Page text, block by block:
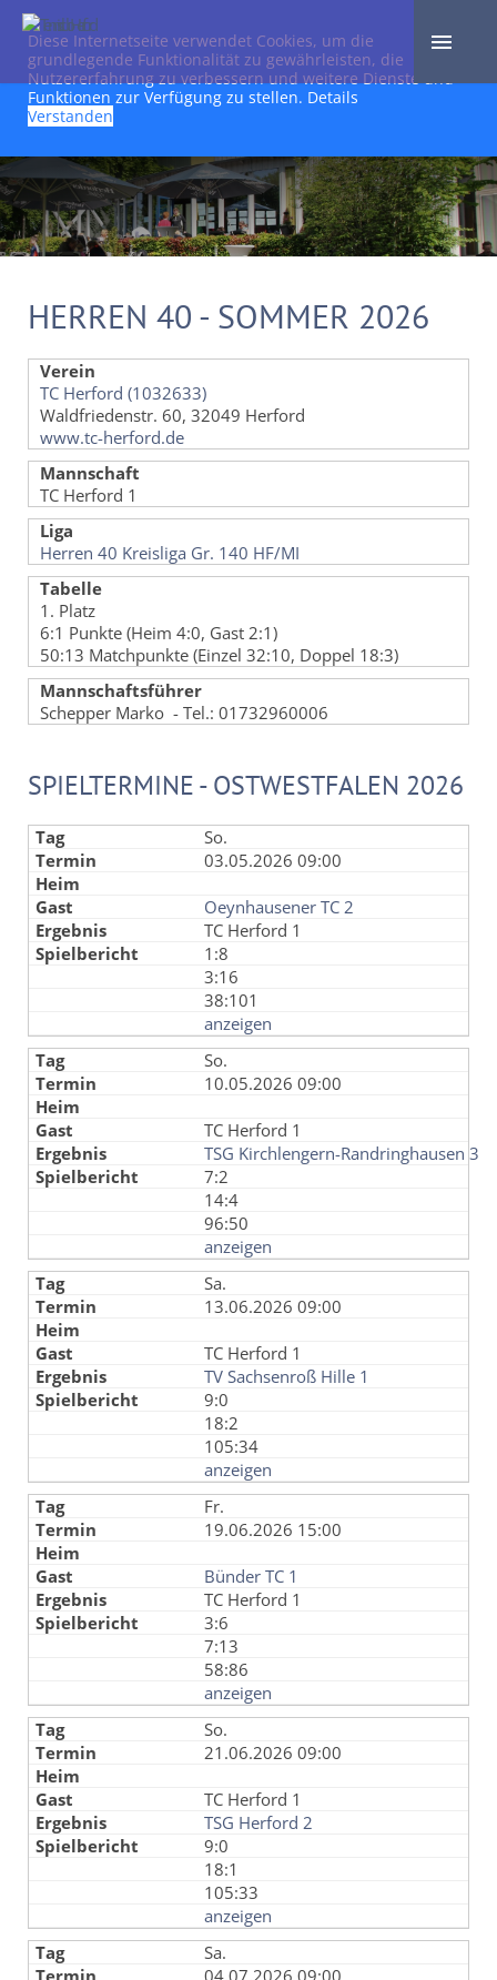
Diese Internetseite verwendet Cookies, um die
grundlegende Funktionalität zu gewährleisten, die
Nutzererfahrung zu verbessern und weitere Dienste und
Funktionen zur Verfügung zu stellen. Details
Verstanden
HERREN 40 - SOMMER 2026
Verein
TC Herford (1032633)
Waldfriedenstr. 60, 32049 Herford
www.tc-herford.de
Mannschaft
TC Herford 1
Liga
Herren 40 Kreisliga Gr. 140 HF/MI
Tabelle
1. Platz
6:1 Punkte (Heim 4:0, Gast 2:1)
50:13 Matchpunkte (Einzel 32:10, Doppel 18:3)
Mannschaftsführer
Schepper Marko - Tel.: 01732960006
SPIELTERMINE - OSTWESTFALEN 2026
So.
03.05.2026 09:00
Oeynhausener TC 2
TC Herford 1
1:8
3:16
38:101
anzeigen
So.
10.05.2026 09:00
TC Herford 1
TSG Kirchlengern-Randringhausen 3
7:2
14:4
96:50
anzeigen
Sa.
13.06.2026 09:00
TC Herford 1
TV Sachsenroß Hille 1
9:0
18:2
105:34
anzeigen
Fr.
19.06.2026 15:00
Bünder TC 1
TC Herford 1
3:6
7:13
58:86
anzeigen
So.
21.06.2026 09:00
TC Herford 1
TSG Herford 2
9:0
18:1
105:33
anzeigen
Sa.
04.07.2026 09:00